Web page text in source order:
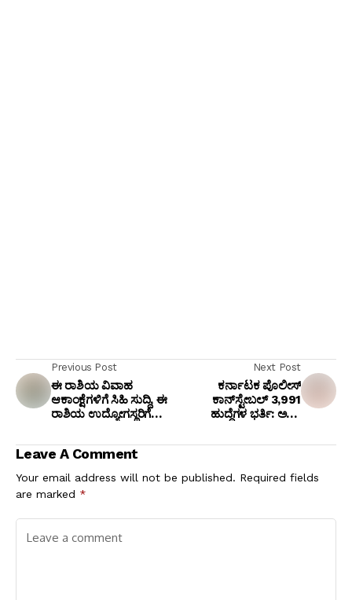
Previous Post
ಈ ರಾಶಿಯ ವಿವಾಹ
ಆಕಾಂಕ್ಷೆಗಳಿಗೆ ಸಿಹಿ ಸುದ್ದಿ, ಈ
ರಾಶಿಯ ಉದ್ಯೋಗಸ್ಥರಿಗೆ
Next Post
ಕರ್ನಾಟಕ ಪೊಲೀಸ್
ಕಾನ್‌ಸ್ಟೇಬಲ್ 3,991
ಹುದ್ದೆಗಳ ಭರ್ತಿ: ಅರ್ಜಿ
ಅರ್ಜಿ ಸಲ್ಲಿಸುವುದು ಹೇಗೆ?
Leave A Comment
Your email address will not be published. Required fields
are marked *